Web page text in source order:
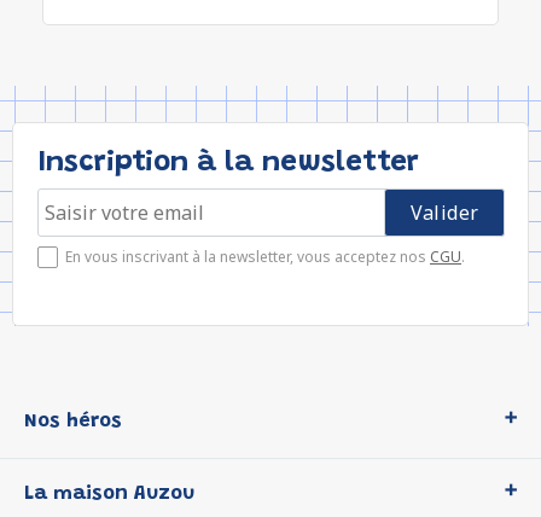
Inscription à la newsletter
En vous inscrivant à la newsletter, vous acceptez nos CGU.
Nos héros
P'tit Loup
La maison Auzou